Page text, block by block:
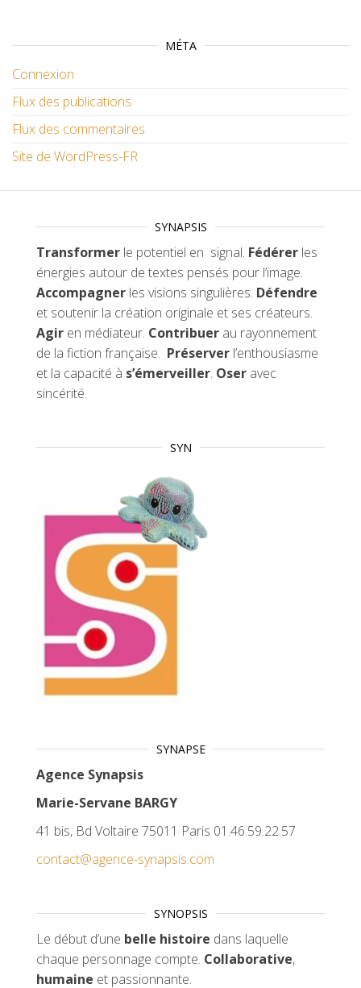
MÉTA
Connexion
Flux des publications
Flux des commentaires
Site de WordPress-FR
SYNAPSIS
Transformer le potentiel en signal. Fédérer les
énergies autour de textes pensés pour l’image.
Accompagner les visions singulières. Défendre
et soutenir la création originale et ses créateurs.
Agir en médiateur. Contribuer au rayonnement
de la fiction française. Préserver l’enthousiasme
et la capacité à s’émerveiller. Oser avec
sincérité.
SYN
SYNAPSE
Agence Synapsis
Marie-Servane BARGY
41 bis, Bd Voltaire 75011 Paris 01.46.59.22.57
contact@agence-synapsis.com
SYNOPSIS
Le début d’une belle histoire dans laquelle
chaque personnage compte. Collaborative,
humaine et passionnante.